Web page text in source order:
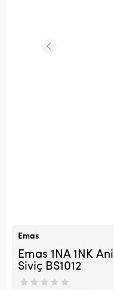
Emas
Emas 1NA 1NK
Siviç BS1012